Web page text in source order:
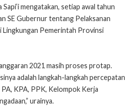
mengatakan, setiap awal tahun
SE Gubernur tentang Pelaksanan
Lingkungan Pemerintah Provinsi
2021 masih proses protap.
adalah langkah-langkah percepatan
KPA, PPK, Kelompok Kerja
urainya.